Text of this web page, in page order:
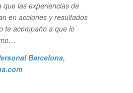
las experiencias de
en acciones y resultados
te acompaño a que lo
Barcelona,